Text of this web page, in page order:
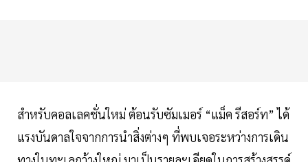
สำหรับคอลเลคชั่นใหม่ ต้อนรับซัมเมอร์ “แม็ค รีสอร์ท” ได้
แรงบันดาลใจจากการนำสิ่งต่างๆ ที่พบเจอระหว่างการเดิน